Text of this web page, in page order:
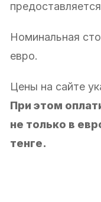
Номинальная
евро.
Цены на сайте
При этом
не только в
тенге.